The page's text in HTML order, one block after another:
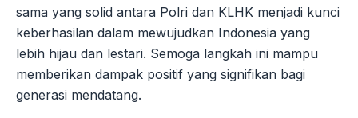
sama yang solid antara Polri dan KLHK menjadi kunci
keberhasilan dalam mewujudkan Indonesia yang
lebih hijau dan lestari. Semoga langkah ini mampu
memberikan dampak positif yang signifikan bagi
generasi mendatang.